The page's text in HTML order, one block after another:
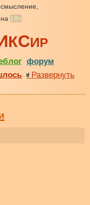
18+
КСИР
форум
Развернуть